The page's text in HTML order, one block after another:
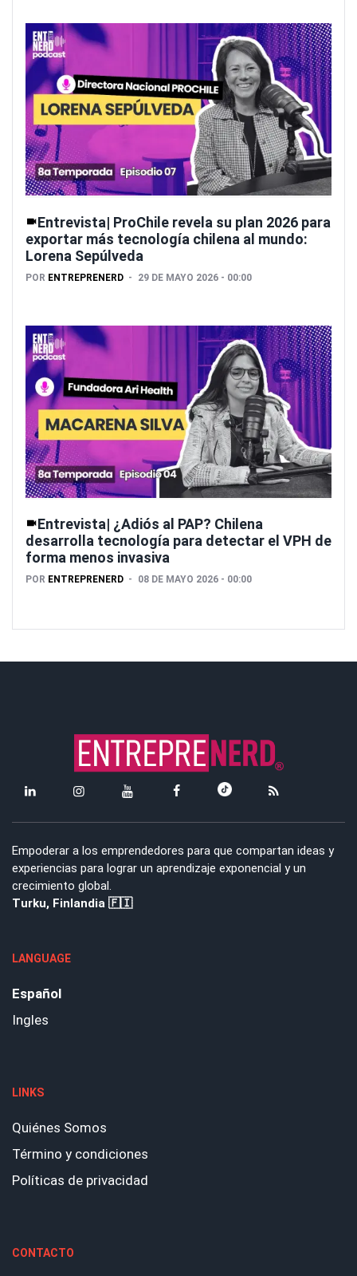
Entrevista| ProChile revela su plan 2026 para
exportar más tecnología chilena al mundo:
Lorena Sepúlveda
POR ENTREPRENERD 29 DE MAYO 2026 - 00:00
Entrevista| ¿Adiós al PAP? Chilena
desarrolla tecnología para detectar el VPH de
forma menos invasiva
POR ENTREPRENERD 08 DE MAYO 2026 - 00:00
Empoderar a los emprendedores para que compartan ideas y
experiencias para lograr un aprendizaje exponencial y un
crecimiento global.
Turku, Finlandia 🇫🇮
LANGUAGE
Español
Ingles
LINKS
Quiénes Somos
Término y condiciones
Políticas de privacidad
CONTACTO